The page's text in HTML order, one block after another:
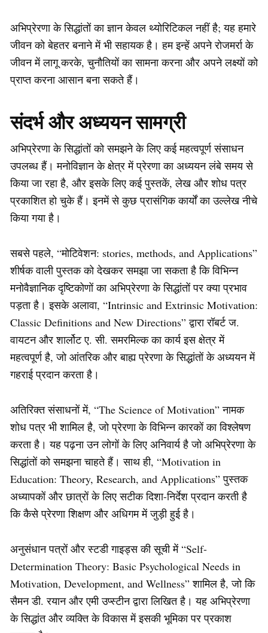
अभिप्रेरणा के सिद्धांतों का ज्ञान केवल थ्योरिटिकल नहीं है; यह हमारे
जीवन को बेहतर बनाने में भी सहायक है। हम इन्हें अपने रोजमर्रा के
जीवन में लागू करके, चुनौतियों का सामना करना और अपने लक्ष्यों को
प्राप्त करना आसान बना सकते हैं।
संदर्भ और अध्ययन सामग्री
अभिप्रेरणा के सिद्धांतों को समझने के लिए कई महत्वपूर्ण संसाधन
उपलब्ध हैं। मनोविज्ञान के क्षेत्र में प्रेरणा का अध्ययन लंबे समय से
किया जा रहा है, और इसके लिए कई पुस्तकें, लेख और शोध पत्र
प्रकाशित हो चुके हैं। इनमें से कुछ प्रासंगिक कार्यों का उल्लेख नीचे
किया गया है।
सबसे पहले, “मोटिवेशन: stories, methods, and Applications”
शीर्षक वाली पुस्तक को देखकर समझा जा सकता है कि विभिन्न
मनोवैज्ञानिक दृष्टिकोणों का अभिप्रेरणा के सिद्धांतों पर क्या प्रभाव
पड़ता है। इसके अलावा, “Intrinsic and Extrinsic Motivation:
Classic Definitions and New Directions” द्वारा रॉबर्ट ज.
वायटन और शार्लोट ए. सी. समरमिल्क का कार्य इस क्षेत्र में
महत्वपूर्ण है, जो आंतरिक और बाह्य प्रेरणा के सिद्धांतों के अध्ययन में
गहराई प्रदान करता है।
अतिरिक्त संसाधनों में, “The Science of Motivation” नामक
शोध पत्र भी शामिल है, जो प्रेरणा के विभिन्न कारकों का विश्लेषण
करता है। यह पढ़ना उन लोगों के लिए अनिवार्य है जो अभिप्रेरणा के
सिद्धांतों को समझना चाहते हैं। साथ ही, “Motivation in
Education: Theory, Research, and Applications” पुस्तक
अध्यापकों और छात्रों के लिए सटीक दिशा-निर्देश प्रदान करती है
कि कैसे प्रेरणा शिक्षण और अधिगम में जुड़ी हुई है।
अनुसंधान पत्रों और स्टडी गाइड्स की सूची में “Self-
Determination Theory: Basic Psychological Needs in
Motivation, Development, and Wellness” शामिल है, जो कि
सैमन डी. रयान और एमी उप्स्टीन द्वारा लिखित है। यह अभिप्रेरणा
के सिद्धांत और व्यक्ति के विकास में इसकी भूमिका पर प्रकाश